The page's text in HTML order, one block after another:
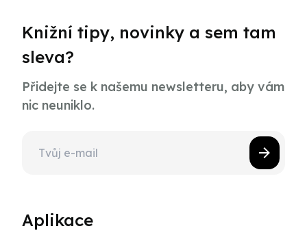
Knižní tipy, novinky a sem tam
sleva?
Přidejte se k našemu newsletteru, aby vám
nic neuniklo.
Aplikace